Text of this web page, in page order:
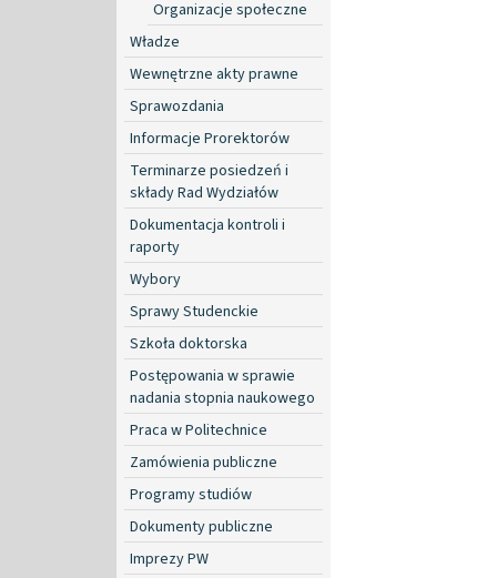
Organizacje społeczne
Władze
Wewnętrzne akty prawne
Sprawozdania
Informacje Prorektorów
Terminarze posiedzeń i
składy Rad Wydziałów
Dokumentacja kontroli i
raporty
Wybory
Sprawy Studenckie
Szkoła doktorska
Postępowania w sprawie
nadania stopnia naukowego
Praca w Politechnice
Zamówienia publiczne
Programy studiów
Dokumenty publiczne
Imprezy PW